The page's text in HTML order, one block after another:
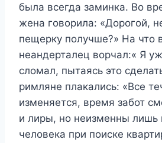
была всегда заминка. Во
жена говорила: «Дорогой,
пещерку получше?» На что
неандерталец ворчал:« Я
сломал, пытаясь это
римляне плакались: «Все
изменяется, время забот
и лиры, но неизменны лишь
человека при поиске